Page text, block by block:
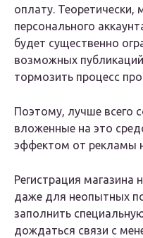
оплату. Теоретически,
персонального
будет существенно
возможных
тормозить процесс
Поэтому, лучше всего
вложенные на это
эффектом от рекламы
Регистрация магазина
даже для неопытных
заполнить
дождаться связи с